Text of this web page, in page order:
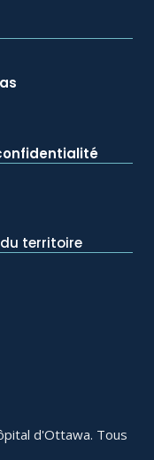
territoire
d'Ottawa. Tous